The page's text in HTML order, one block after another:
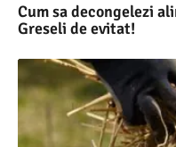
Cum sa decongelezi
Greseli de evitat!